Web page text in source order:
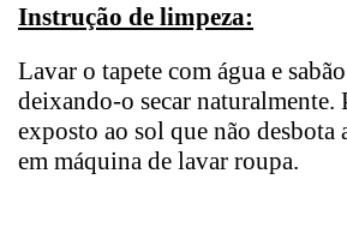
Instrução de limpeza:
Lavar o tapete com água e
deixando-o secar naturalmente.
exposto ao sol que não desbota
em máquina de lavar roupa.